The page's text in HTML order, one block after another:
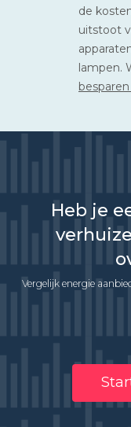
de
uitstoot
lampen.
Heb je
Vergelijk energie